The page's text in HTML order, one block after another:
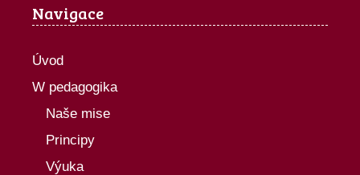
Navigace
Úvod
W pedagogika
Naše mise
Principy
Výuka